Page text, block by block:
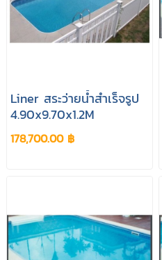
Liner สระว่ายน้ำสำเร็จรูป
4.90x9.70x1.2M
178,700.00 ฿